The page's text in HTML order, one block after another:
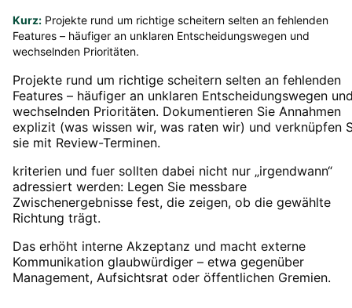
Kurz: Projekte rund um richtige scheitern selten an fehlenden
Features – häufiger an unklaren Entscheidungswegen und
wechselnden Prioritäten.
Projekte rund um richtige scheitern selten an fehlenden
Features – häufiger an unklaren Entscheidungswegen
wechselnden Prioritäten. Dokumentieren Sie Annahmen
explizit (was wissen wir, was raten wir) und verknüpfen
sie mit Review-Terminen.
kriterien und fuer sollten dabei nicht nur „irgendwann“
adressiert werden: Legen Sie messbare
Zwischenergebnisse fest, die zeigen, ob die gewählte
Richtung trägt.
Das erhöht interne Akzeptanz und macht externe
Kommunikation glaubwürdiger – etwa gegenüber
Management, Aufsichtsrat oder öffentlichen Gremien.